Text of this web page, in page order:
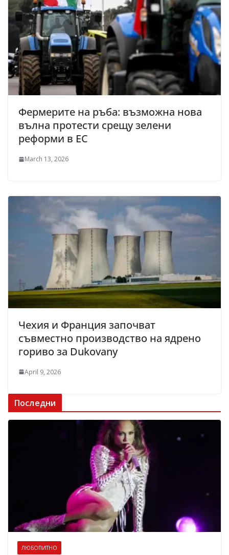
Фермерите на ръба: възможна нова
вълна протести срещу зелени
реформи в ЕС
March 13, 2026
Чехия и Франция започват
съвместно производство на ядрено
гориво за Dukovany
April 9, 2026
Последни
ЛЮБОПИТНО